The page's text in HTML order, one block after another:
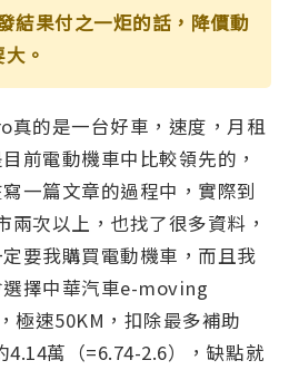
結果付之一炬的話，降價動
。
真的是一台好車，速度，月租
前電動機車中比較領先的，
一篇文章的過程中，實際到
次以上，也找了很多資料，
要我購買電動機車，而且我
擇中華汽車e-moving
極速50KM，扣除最多補助
4.14萬（=6.74-2.6），缺點就